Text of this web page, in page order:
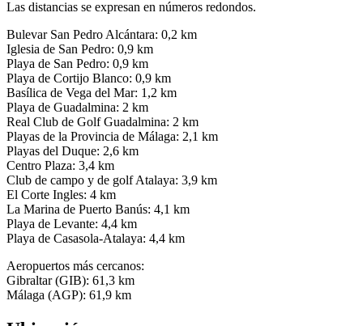
Las distancias se expresan en números redondos.
Bulevar San Pedro Alcántara: 0,2 km
Iglesia de San Pedro: 0,9 km
Playa de San Pedro: 0,9 km
Playa de Cortijo Blanco: 0,9 km
Basílica de Vega del Mar: 1,2 km
Playa de Guadalmina: 2 km
Real Club de Golf Guadalmina: 2 km
Playas de la Provincia de Málaga: 2,1 km
Playas del Duque: 2,6 km
Centro Plaza: 3,4 km
Club de campo y de golf Atalaya: 3,9 km
El Corte Ingles: 4 km
La Marina de Puerto Banús: 4,1 km
Playa de Levante: 4,4 km
Playa de Casasola-Atalaya: 4,4 km
Aeropuertos más cercanos:
Gibraltar (GIB): 61,3 km
Málaga (AGP): 61,9 km